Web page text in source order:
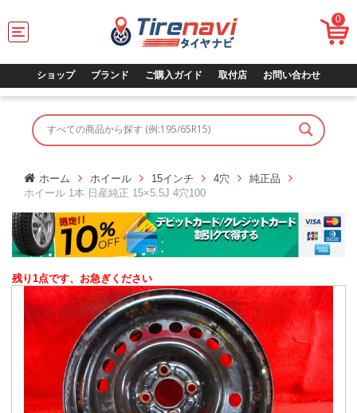
T
o
l
i
o
n
0
ショップ ブランド ご購入ガイド 取付店 お問い合わせ
ホーム ホイール 15インチ 4穴
純正品
ホイール 1本 日産純正 15×5.5J 4穴100
残り1点です、お急ぎください